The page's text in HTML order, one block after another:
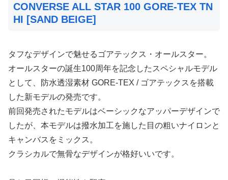
CONVERSE ALL STAR 100 GORE-TEX TN
HI [SAND BEIGE]
タフなデザインで魅せるゴアテックス・オールスター。
オールスターの誕生100周年を記念したスペシャルモデル
として、防水透湿素材 GORE-TEX / ゴアテックスを搭載
した新モデルの発売です。
前回発売されたモデルはベーシックなアッパーデザインで
したが、本モデルは撥水加工を施した目の粗いナイロンと
キャンバスをミックス。
クラシカルで無骨なデザインが格好いいです。